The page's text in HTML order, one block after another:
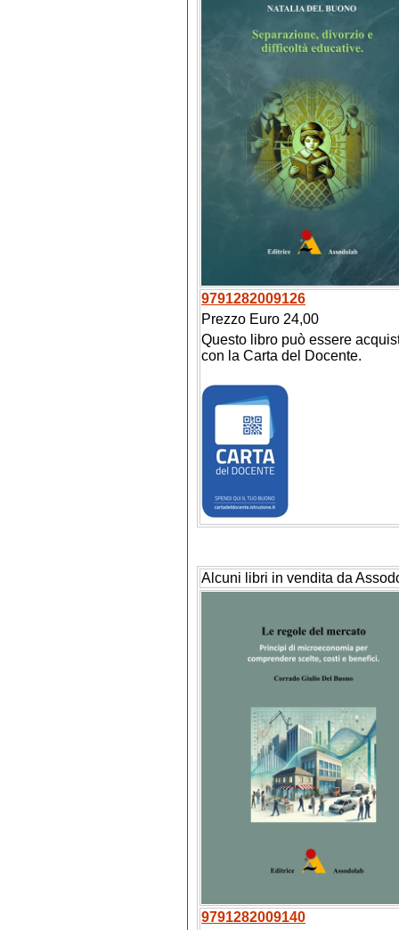
9791282009126
Prezzo Euro 24,00
Questo libro può essere
con la Carta del Docente.
Alcuni libri in vendita da
9791282009140